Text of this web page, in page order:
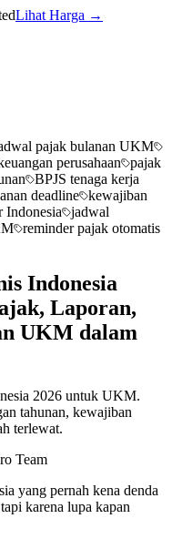
Lihat Harga →
pajak bulanan UKM
perusahaan
pajak
BPJS tenaga kerja
deadline kewajiban
Indonesia
jadwal
reminder pajak otomatis
Indonesia
Laporan,
UKM dalam
2026 untuk UKM.
tahunan, kewajiban
terlewat.
Team
yang pernah kena denda
karena lupa kapan